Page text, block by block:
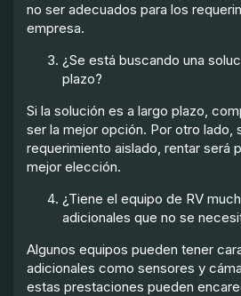
no ser adecuados para los
empresa.
¿Se está buscando una
plazo?
Si la solución es a largo plazo,
ser la mejor opción. Por otro lado,
requerimiento aislado, rentar será
mejor elección.
¿Tiene el equipo de RV
adicionales que no se
Algunos equipos pueden tener
adicionales como sensores y
estas prestaciones pueden